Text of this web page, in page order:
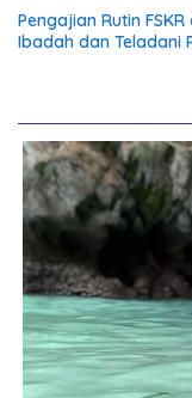
Pengajian Rutin
Ibadah dan Teladani